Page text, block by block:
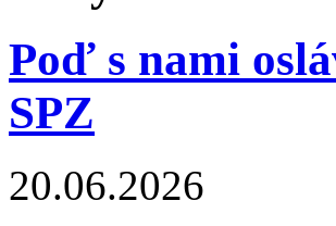
Poď s nami
SPZ
20.06.2026